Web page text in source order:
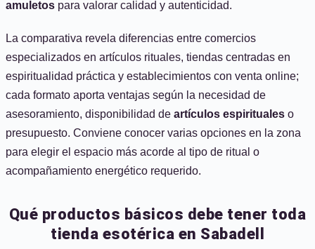
amuletos para valorar calidad y autenticidad.
La comparativa revela diferencias entre comercios
especializados en artículos rituales, tiendas centradas en
espiritualidad práctica y establecimientos con venta online;
cada formato aporta ventajas según la necesidad de
asesoramiento, disponibilidad de artículos espirituales o
presupuesto. Conviene conocer varias opciones en la zona
para elegir el espacio más acorde al tipo de ritual o
acompañamiento energético requerido.
Qué productos básicos debe tener toda
tienda esotérica en Sabadell